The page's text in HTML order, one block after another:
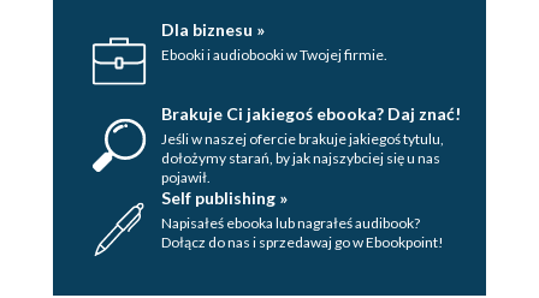
Dla biznesu »
Ebooki i audiobooki w Twojej firmie.
Brakuje Ci jakiegoś ebooka? Daj znać!
Jeśli w naszej ofercie brakuje jakiegoś tytulu,
dołożymy starań, by jak najszybciej się u nas
pojawił.
Self publishing »
Napisałeś ebooka lub nagrałeś audibook?
Dołącz do nas i sprzedawaj go w Ebookpoint!